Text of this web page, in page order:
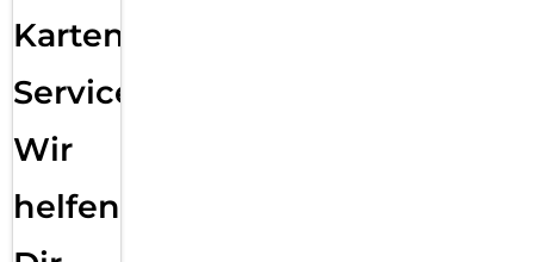
Karten
Service:
Wir
helfen